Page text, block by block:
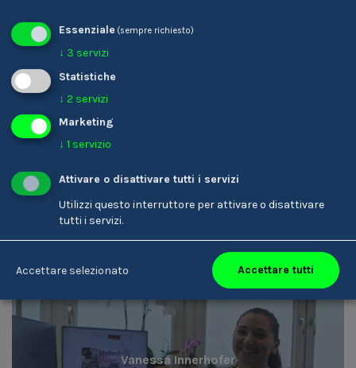
Sviluppatore di prodotto
Vanessa Innerhofer
Essenziale (sempre richiesto)
↓ 3 servizi
Statistiche
↓ 2 servizi
Marketing
↓ 1 servizio
Attivare o disattivare tutti i servizi
Utilizzi questo interruttore per attivare o disattivare
tutti i servizi.
Accettare selezionato Accettare tutti